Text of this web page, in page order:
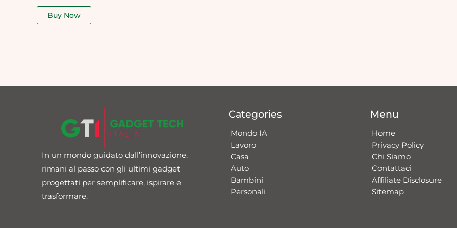
out
Buy Now
In un mondo guidato dall’innovazione,
rimani al passo con gli ultimi gadget
progettati per semplificare, ispirare e
trasformare.
Categories
Mondo IA
Lavoro
Casa
Auto
Bambini
Personali
Menu
Home
Privacy Policy
Chi Siamo
Contattaci​
Affiliate Disclosure
Sitemap